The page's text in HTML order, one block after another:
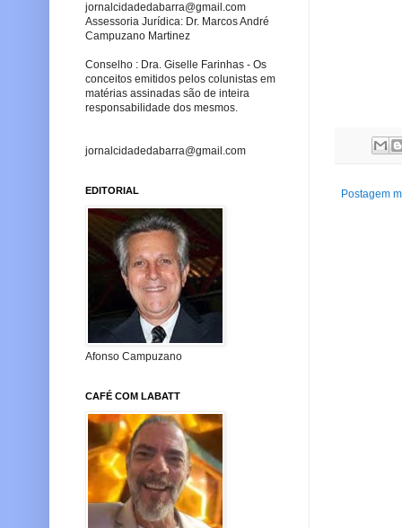
Postagem
jornalcidadedabarra@gmail.com
Assessoria Jurídica: Dr. Marcos André
Campuzano Martinez
Conselho : Dra. Giselle Farinhas - Os
conceitos emitidos pelos colunistas em
matérias assinadas são de inteira
responsabilidade dos mesmos.
jornalcidadedabarra@gmail.com
EDITORIAL
Afonso Campuzano
CAFÉ COM LABATT